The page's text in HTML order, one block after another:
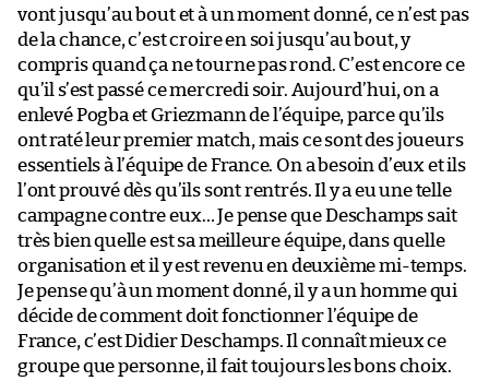
vont jusqu’au bout et à un moment donné, ce n’est pas
de la chance, c’est croire en soi jusqu’au bout, y
compris quand ça ne tourne pas rond. C’est encore ce
qu’il s’est passé ce mercredi soir. Aujourd’hui, on a
enlevé Pogba et Griezmann de l’équipe, parce qu’ils
ont raté leur premier match, mais ce sont des joueurs
essentiels à l’équipe de France. On a besoin d’eux et ils
l’ont prouvé dès qu’ils sont rentrés. Il y a eu une telle
campagne contre eux… Je pense que Deschamps sait
très bien quelle est sa meilleure équipe, dans quelle
organisation et il y est revenu en deuxième mi-temps.
Je pense qu’à un moment donné, il y a un homme qui
décide de comment doit fonctionner l’équipe de
France, c’est Didier Deschamps. Il connaît mieux ce
groupe que personne, il fait toujours les bons choix.